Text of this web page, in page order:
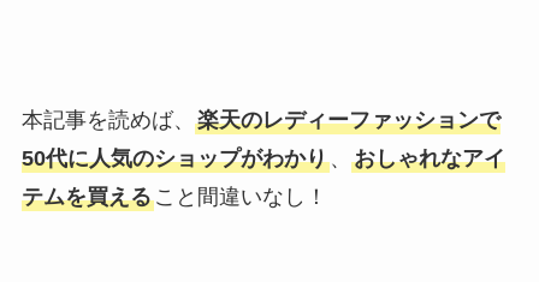
本記事を読めば、 楽天のレディーファッションで
50代に人気のショップがわかり、 おしゃれなアイ
テムを買えること間違いなし！